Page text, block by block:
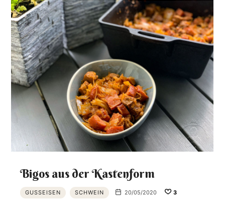
BBQ
Lexikon
Bigos aus der Kastenform
GUSSEISEN SCHWEIN 20/05/2020
3